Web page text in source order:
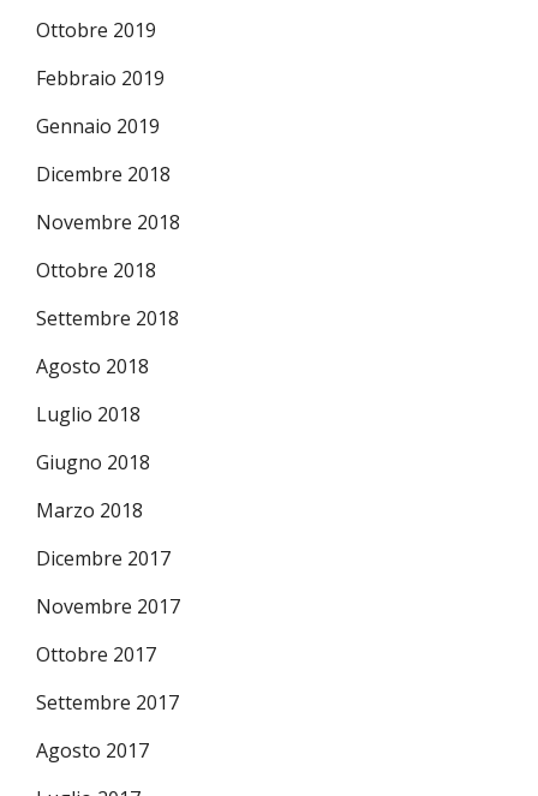
Ottobre 2019
Febbraio 2019
Gennaio 2019
Dicembre 2018
Novembre 2018
Ottobre 2018
Settembre 2018
Agosto 2018
Luglio 2018
Giugno 2018
Marzo 2018
Dicembre 2017
Novembre 2017
Ottobre 2017
Settembre 2017
Agosto 2017